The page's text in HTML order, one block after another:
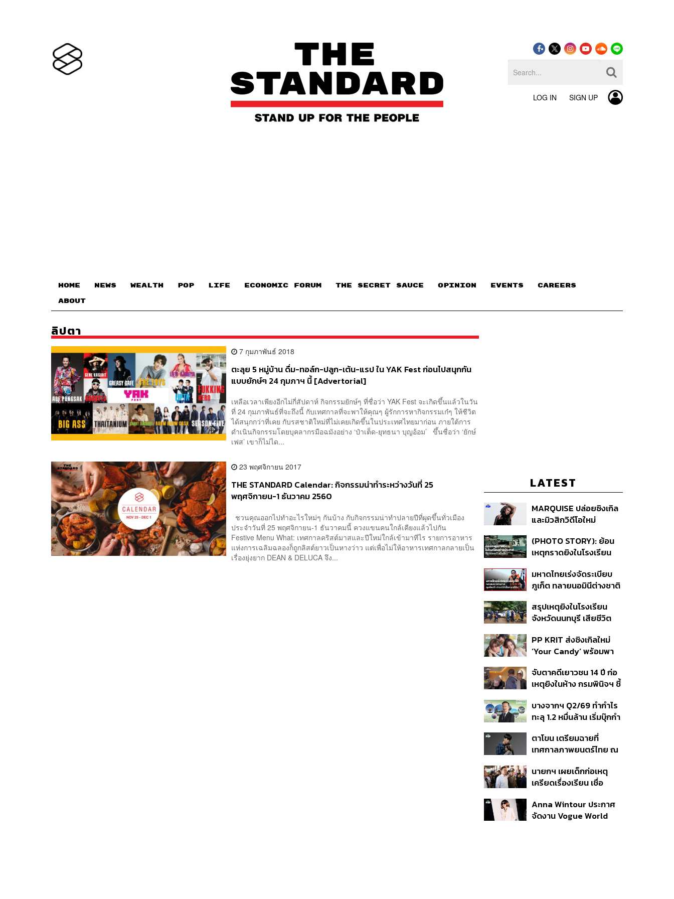
LOG IN SIGN UP
HOME NEWS WEALTH POP LIFE ECONOMIC FORUM THE SECRET SAUCE​ OPINION EVENTS CAREERS
ABOUT
ลิปตา
7 กุมภาพันธ์ 2018
ตะลุย 5 หมู่บ้าน ดื่ม-ทอล์ก-ปลูก-เต้น-แรป ใน YAK Fest ก่อนไปสนุกกัน
แบบยักษ์ๆ 24 กุมภาฯ นี้ [Advertorial]
เหลือเวลาเพียงอีกไม่กี่สัปดาห์ กิจกรรมยักษ์ๆ ที่ชื่อว่า YAK Fest จะเกิดขึ้นแล้วในวัน
ที่ 24 กุมภาพันธ์ที่จะถึงนี้ กับเทศกาลที่จะพาให้คุณๆ ผู้รักการหากิจกรรมเก๋ๆ ให้ชีวิต
ได้สนุกกว่าที่เคย กับรสชาติใหม่ที่ไม่เคยเกิดขึ้นในประเทศไทยมาก่อน ภายใต้การ
ดำเนินกิจกรรมโดยบุคลากรมือฉมังอย่าง ‘ป๋าเต็ด-ยุทธนา บุญอ้อม’ ขึ้นชื่อว่า ‘ยักษ์
เฟส’ เขาก็ไม่ได...
23 พฤศจิกายน 2017
THE STANDARD Calendar: กิจกรรมน่าทำระหว่างวันที่ 25
พฤศจิกายน-1 ธันวาคม 2560
ชวนคุณออกไปทำอะไรใหม่ๆ กันบ้าง กับกิจกรรมน่าทำปลายปีที่ผุดขึ้นทั่วเมือง
ประจำวันที่ 25 พฤศจิกายน-1 ธันวาคมนี้ ควงแขนคนใกล้เคียงแล้วไปกัน
Festive Menu What: เทศกาลคริสต์มาสและปีใหม่ใกล้เข้ามาทีไร รายการอาหาร
แห่งการเฉลิมฉลองก็ถูกลิสต์ยาวเป็นหางว่าว แต่เพื่อไม่ให้อาหารเทศกาลกลายเป็น
เรื่องยุ่งยาก DEAN & DELUCA จึง...
LATEST
MARQUISE ปล่อยซิงเกิล
และมิวสิกวิดีโอใหม่
สัมพันธ์สุด Toxic
(PHOTO STORY): ย้อน
เหตุกราดยิงในโรงเรียน
นักเรียน
มหาดไทยเร่งจัดระเบียบ
ภูเก็ต ทลายนอมินีต่างชาติ
ที่ดิน เคลียร์ใบอนุญาต
โรงแรมค้าง 7 ปี
สรุปเหตุยิงในโรงเรียน
จังหวัดนนทบุรี เสียชีวิต
ปมค้นประวัติคดีกราดยิงที่
สหรัฐฯ
PP KRIT ส่งซิงเกิลใหม่
‘Your Candy’ พร้อมพา
สิกวิดีโอ
จับตาคดีเยาวชน 14 ปี ก่อ
เหตุยิงในห้าง กรมพินิจฯ ชี้
เนื่อง ประเมินปล่อยตัว
บางจากฯ Q2/69 ทำกำไร
ทะลุ 1.2 หมื่นล้าน เริ่มบุ๊กกำ
แรก หนุนรายได้ครึ่งปีทะลุ
3.2 แสนล้าน
ตาโขน เตรียมฉายที่
เทศกาลภาพยนตร์ไทย ณ
นายกฯ เผยเด็กก่อเหตุ
เครียดเรื่องเรียน เชื่อ
กระสุนอีกกว่า 30 นัด หาก
ไม่จบชีวิตตัวเองอาจสูญ
Anna Wintour ประกาศ
จัดงาน Vogue World